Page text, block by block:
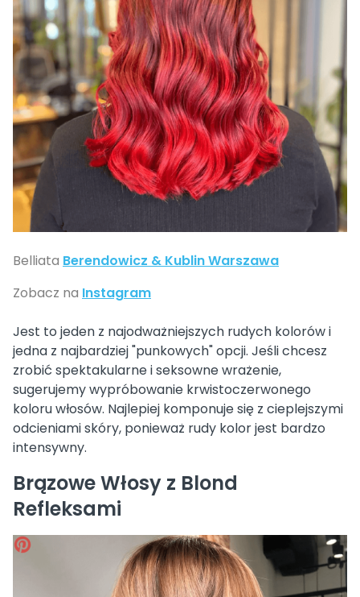
Belliata Berendowicz & Kublin Warszawa
Zobacz na Instagram
Jest to jeden z najodważniejszych rudych kolorów i
jedna z najbardziej "punkowych" opcji. Jeśli chcesz
zrobić spektakularne i seksowne wrażenie,
sugerujemy wypróbowanie krwistoczerwonego
koloru włosów. Najlepiej komponuje się z cieplejszymi
odcieniami skóry, ponieważ rudy kolor jest bardzo
intensywny.
Brązowe Włosy z Blond
Refleksami